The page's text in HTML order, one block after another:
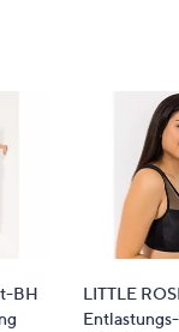
BH
LITTLE